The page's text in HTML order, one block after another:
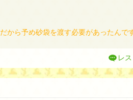
だから予め砂袋を渡す必要があったんで
レス